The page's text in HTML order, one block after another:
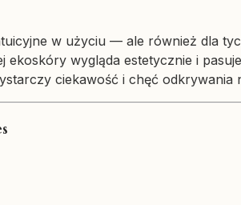
w użyciu — ale również dla
wygląda estetycznie i
ciekawość i chęć odkrywania